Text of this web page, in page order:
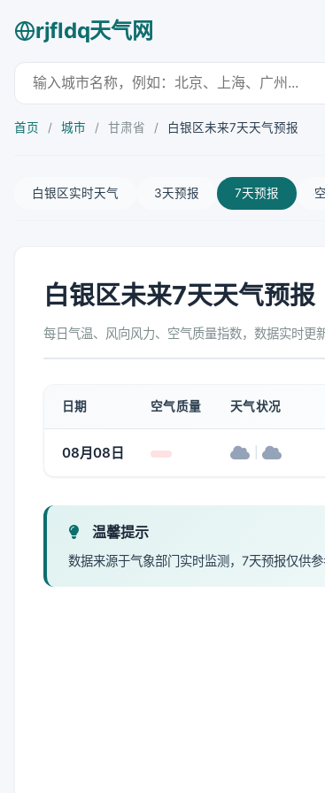
rjfldq天气网
首页 / 城市 / 甘肃省 / 白银区未来7天天气预报
白银区实时天气 3天预报 7天预报
白银区未来7天天气预报
每日气温、风向风力、空气质量指数，数据实时更
日期 空气质量 天气状况
08月08日
温馨提示
数据来源于气象部门实时监测，7天预报仅供